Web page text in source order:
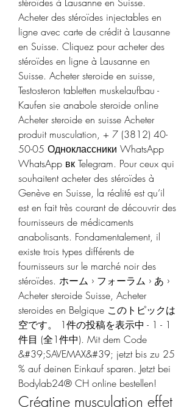
Acheter des stéroïdes injectables en
ligne avec carte de crédit à Lausanne
en Suisse. Cliquez pour acheter des
stéroïdes en ligne à Lausanne en
Suisse. Acheter steroide en suisse,
Testosteron tabletten muskelaufbau -
Kaufen sie anabole steroide online
Acheter steroide en suisse Acheter
produit musculation, + 7 (3812) 40-
50-05 Одноклассники WhatsApp
WhatsApp вк Telegram. Pour ceux qui
souhaitent acheter des stéroïdes à
Genève en Suisse, la réalité est qu’il
est en fait très courant de découvrir des
fournisseurs de médicaments
anabolisants. Fondamentalement, il
existe trois types différents de
fournisseurs sur le marché noir des
stéroïdes. ホーム › フォーラム › あ ›
Acheter steroide Suisse, Acheter
steroides en Belgique このトピックは
空です。 1件の投稿を表示中 - 1 - 1
件目 (全1件中). Mit dem Code
&#39;SAVEMAX&#39; jetzt bis zu 25
% auf deinen Einkauf sparen. Jetzt bei
Bodylab24® CH online bestellen!
Créatine musculation effet